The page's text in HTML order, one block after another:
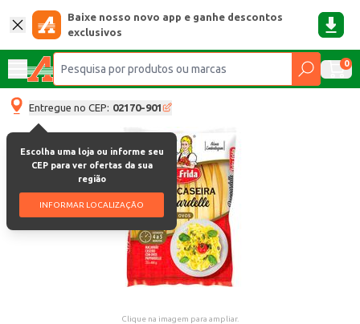
Baixe nosso novo app e ganhe descontos
exclusivos
0
Entregue no CEP: 02170-901
Escolha uma loja ou informe seu
CEP para ver ofertas da sua
região
INFORMAR LOCALIZAÇÃO
Clique na imagem para ampliar.